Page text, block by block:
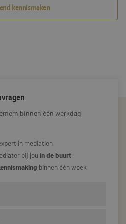
kennismaken
binnen één werkdag
in mediation
bij jou in de buurt
binnen één week